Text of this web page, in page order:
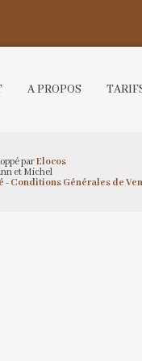
A PROPOS
parElocos
et Michel
- Conditions Générales de